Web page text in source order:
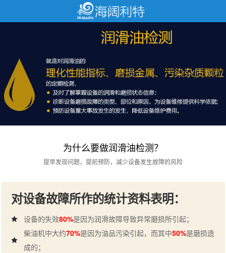
为什么要做润滑油检测？
提早发现问题，提前预防，减少设备发生故障的风险
对设备故障所作的统计资料表明：
设备的失效80%是因为润滑故障导致异常磨损所引起；
柴油机中大约70%是因为油品污染引起，而其中50%是磨损造
成的；